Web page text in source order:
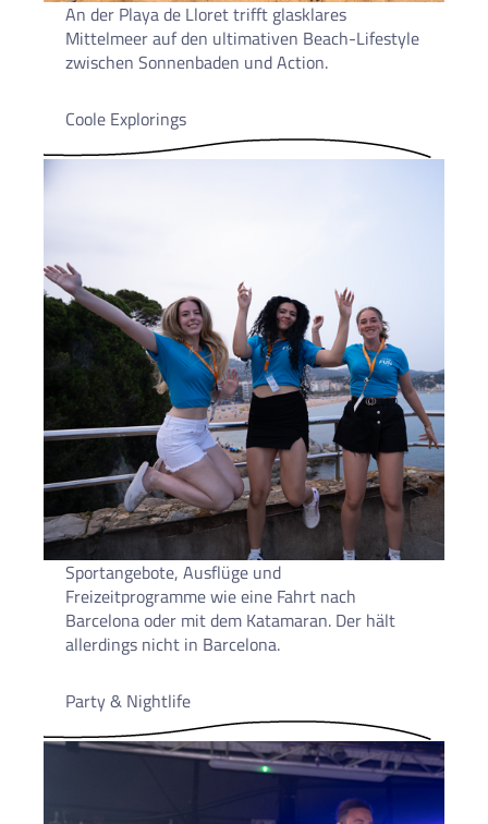
An der Playa de Lloret trifft glasklares
Mittelmeer auf den ultimativen Beach-Lifestyle
zwischen Sonnenbaden und Action.
Coole Explorings
Sportangebote, Ausflüge und
Freizeitprogramme wie eine Fahrt nach
Barcelona oder mit dem Katamaran. Der hält
allerdings nicht in Barcelona.
Party & Nightlife